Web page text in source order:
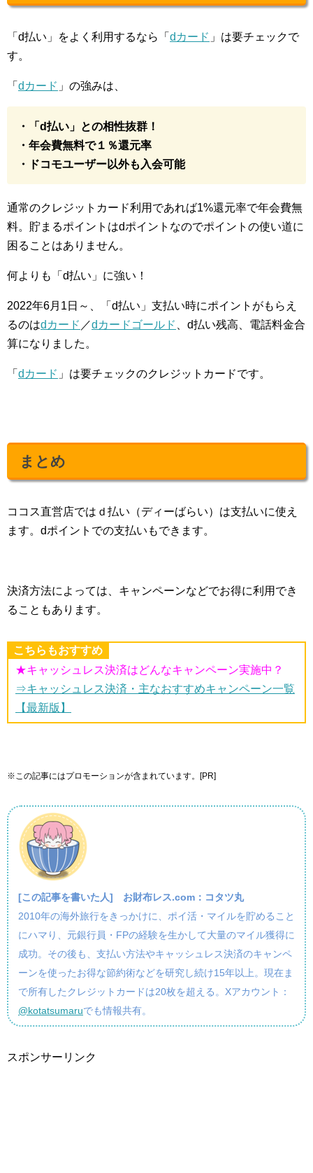
「d払い」をよく利用するなら「 dカード 」は要チェックで
す。
「 dカード 」の強みは、
・「d払い」との相性抜群！
・年会費無料で１％還元率
・ドコモユーザー以外も入会可能
通常のクレジットカード利用であれば1%還元率で年会費無
料。貯まるポイントはdポイントなのでポイントの使い道に
困ることはありません。
何よりも「d払い」に強い！
2022年6月1日～、「d払い」支払い時にポイントがもらえ
るのはdカード ／dカードゴールド
、d払い残高、電話料金合
算になりました。
「 dカード 」は要チェックのクレジットカードです。
まとめ
ココス直営店ではｄ払い（ディーばらい）は支払いに使え
ます。dポイントでの支払いもできます。
決済方法によっては、キャンペーンなどでお得に利用でき
ることもあります。
こちらもおすすめ
★キャッシュレス決済はどんなキャンペーン実施中？
⇒キャッシュレス決済・主なおすすめキャンペーン一覧
【最新版】
※この記事にはプロモーションが含まれています。[PR]
[この記事を書いた人] お財布レス.com：コタツ丸
2010年の海外旅行をきっかけに、ポイ活・マイルを貯めること
にハマり、元銀行員・FPの経験を生かして大量のマイル獲得に
成功。その後も、支払い方法やキャッシュレス決済のキャンペ
ーンを使ったお得な節約術などを研究し続け15年以上。現在ま
で所有したクレジットカードは20枚を超える。Xアカウント：
@kotatsumaruでも情報共有。
スポンサーリンク